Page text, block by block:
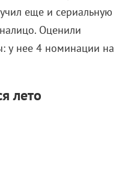
еще и сериальную
Оценили
у нее 4 номинации на
лето